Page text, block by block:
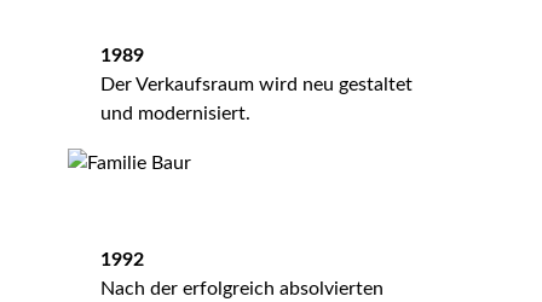
1989
Der Verkaufsraum wird neu gestaltet
und modernisiert.
1992
Nach der erfolgreich absolvierten